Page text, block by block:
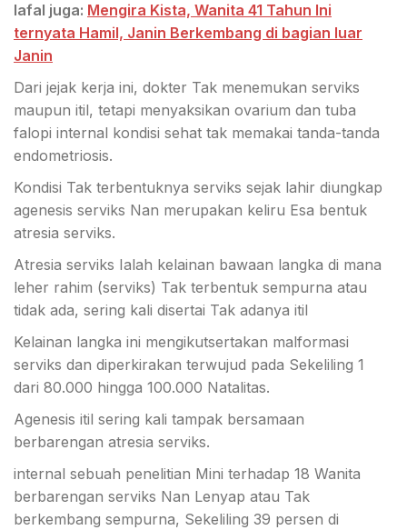
lafal juga: Mengira Kista, Wanita 41 Tahun Ini
ternyata Hamil, Janin Berkembang di bagian luar
Janin
Dari jejak kerja ini, dokter Tak menemukan serviks
maupun itil, tetapi menyaksikan ovarium dan tuba
falopi internal kondisi sehat tak memakai tanda-tanda
endometriosis.
Kondisi Tak terbentuknya serviks sejak lahir diungkap
agenesis serviks Nan merupakan keliru Esa bentuk
atresia serviks.
Atresia serviks Ialah kelainan bawaan langka di mana
leher rahim (serviks) Tak terbentuk sempurna atau
tidak ada, sering kali disertai Tak adanya itil
Kelainan langka ini mengikutsertakan malformasi
serviks dan diperkirakan terwujud pada Sekeliling 1
dari 80.000 hingga 100.000 Natalitas.
Agenesis itil sering kali tampak bersamaan
berbarengan atresia serviks.
internal sebuah penelitian Mini terhadap 18 Wanita
berbarengan serviks Nan Lenyap atau Tak
berkembang sempurna, Sekeliling 39 persen di